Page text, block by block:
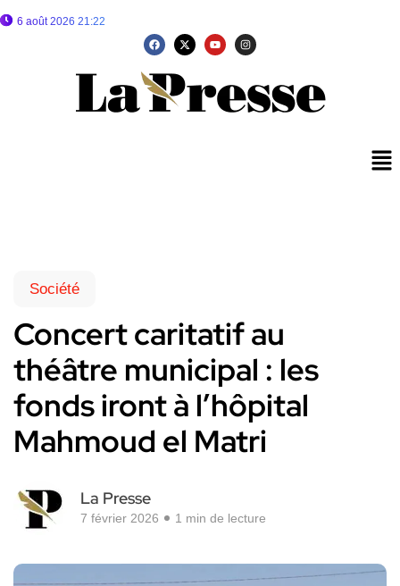
6 août 2026 21:22
Société
Concert caritatif au
théâtre municipal : les
fonds iront à l’hôpital
Mahmoud el Matri
La Presse
7 février 2026 1 min de lecture